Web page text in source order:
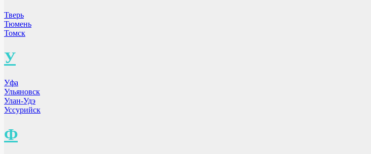
Тверь
Тюмень
Томск
У
Уфа
Ульяновск
Улан-Удэ
Уссурийск
Ф